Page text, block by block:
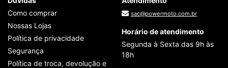
Como comprar
Nossas Lojas
Política de privacidade
Segurança
Política de troca, devolução e
sac@powermoto.com.br
Horário de atendimento
Segunda à Sexta das 9h às
18h